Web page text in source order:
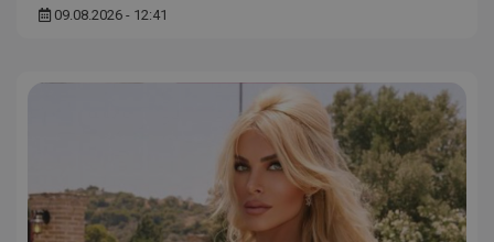
09.08.2026 - 12:41